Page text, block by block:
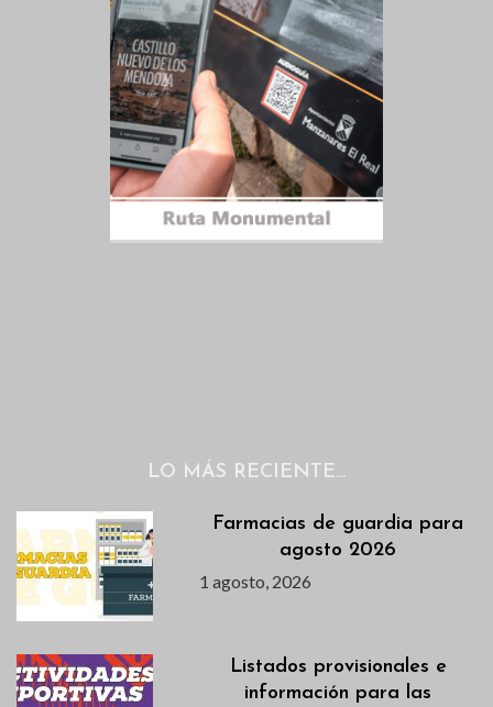
LO MÁS RECIENTE…
Farmacias de guardia para
agosto 2026
1 agosto, 2026
Listados provisionales e
información para las